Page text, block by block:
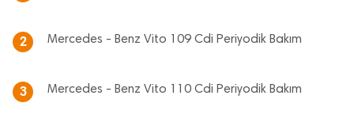
2 Mercedes - Benz Vito 109 Cdi Periyodik Bakım
3 Mercedes - Benz Vito 110 Cdi Periyodik Bakım